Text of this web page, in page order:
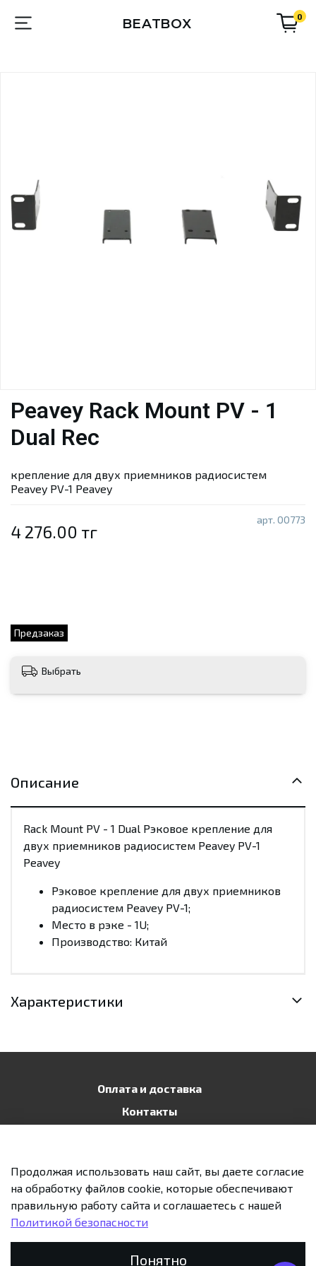
BEATBOX 0
арт. 00773
Предзаказ
Peavey Rack Mount PV - 1
Dual Rec
4 276.00 тг
Предзаказ
крепление для двух приемников радиосистем
Peavey PV-1 Peavey
Выбрать
Описание
Rack Mount PV - 1 Dual Рэковое крепление для
двух приемников радиосистем Peavey PV-1
Peavey
Рэковое крепление для двух приемников
радиосистем Peavey PV-1;
Место в рэке - 1U;
Производство: Китай
Характеристики
Оплата и доставка
Контакты
Возврат и обмен
Продолжая использовать наш сайт, вы даете согласие
на обработку файлов cookie, которые обеспечивают
правильную работу сайта и соглашаетесь с нашей
Политикой безопасности
Понятно